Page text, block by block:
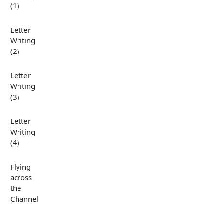
(1)
Letter
Writing
(2)
Letter
Writing
(3)
Letter
Writing
(4)
Flying
across
the
Channel